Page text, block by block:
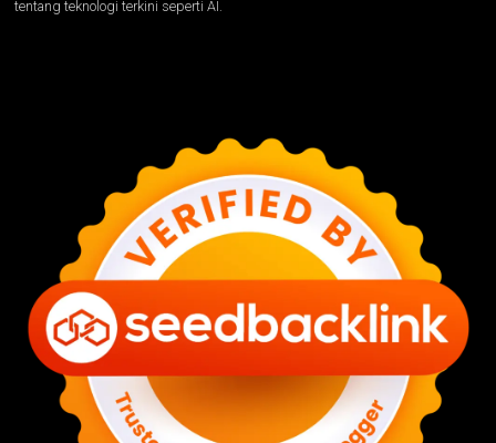
tentang teknologi terkini seperti AI.